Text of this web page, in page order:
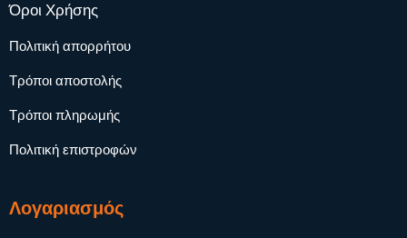
Όροι Χρήσης
Πολιτική απορρήτου
Τρόποι αποστολής
Τρόποι πληρωμής
Πολιτική επιστροφών
Λογαριασμός